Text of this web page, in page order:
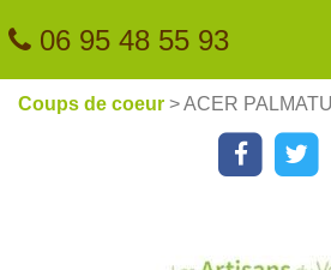
06 95 48 55 93
Coups de coeur > ACER